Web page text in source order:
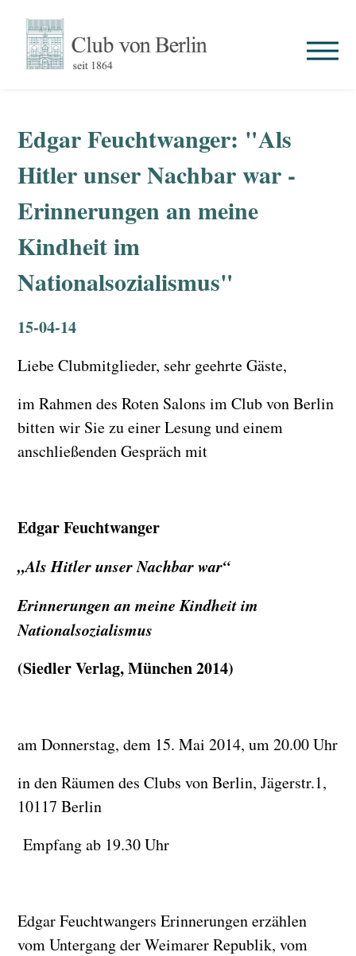
Edgar Feuchtwanger: "Als
Hitler unser Nachbar war -
Erinnerungen an meine
Kindheit im
Nationalsozialismus"
15-04-14
Liebe Clubmitglieder, sehr geehrte Gäste,
im Rahmen des Roten Salons im Club von Berlin
bitten wir Sie zu einer Lesung und einem
anschließenden Gespräch mit
Edgar Feuchtwanger
„Als Hitler unser Nachbar war“
Erinnerungen an meine Kindheit im
Nationalsozialismus
(Siedler Verlag, München 2014)
am Donnerstag, dem 15. Mai 2014, um 20.00 Uhr
in den Räumen des Clubs von Berlin, Jägerstr.1,
10117 Berlin
Empfang ab 19.30 Uhr
Edgar Feuchtwangers Erinnerungen erzählen
vom Untergang der Weimarer Republik, vom